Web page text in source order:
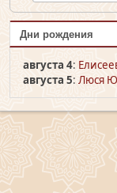
Дни рождения
августа 4:
августа 5: Люся